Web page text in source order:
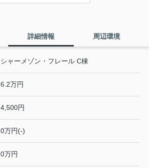
詳細情報 周辺環境
シャーメゾン・フレール C棟
6.2万円
4,500円
0万円(-)
0万円